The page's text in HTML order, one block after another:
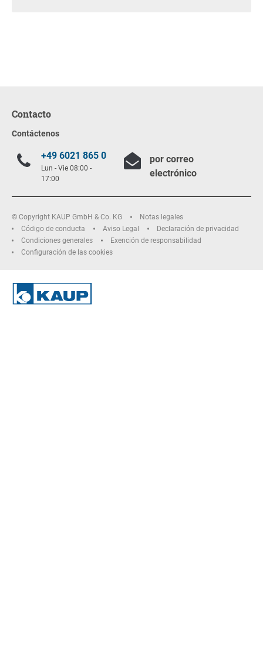
Contacto
Contáctenos
+49 6021 865 0
Lun - Vie 08:00 -
17:00
por correo
electrónico
© Copyright KAUP GmbH & Co. KG
Notas legales
Código de conducta
Aviso Legal
Declaración de privacidad
Condiciones generales
Exención de responsabilidad
Configuración de las cookies